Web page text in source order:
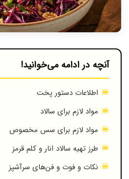
آنچه در ادامه می‌خوانید!
اطلاعات دستور پخت
مواد لازم برای سالاد
مواد لازم برای سس مخصوص
طرز تهیه سالاد انار و کلم قرمز
نکات و فوت و فن‌های سرآشپز